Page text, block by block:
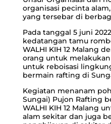
organisasi pecinta
yang tersebar di
Pada tanggal 5 juni
kedatangan tamu
WALHI KIH 12 Malang
orang untuk
untuk reboisasi
bermain rafting di
Kegiatan menanam
Sungai) Pujon Rafting
WALHI KIH 12 Malang
alam sekitar dan juga